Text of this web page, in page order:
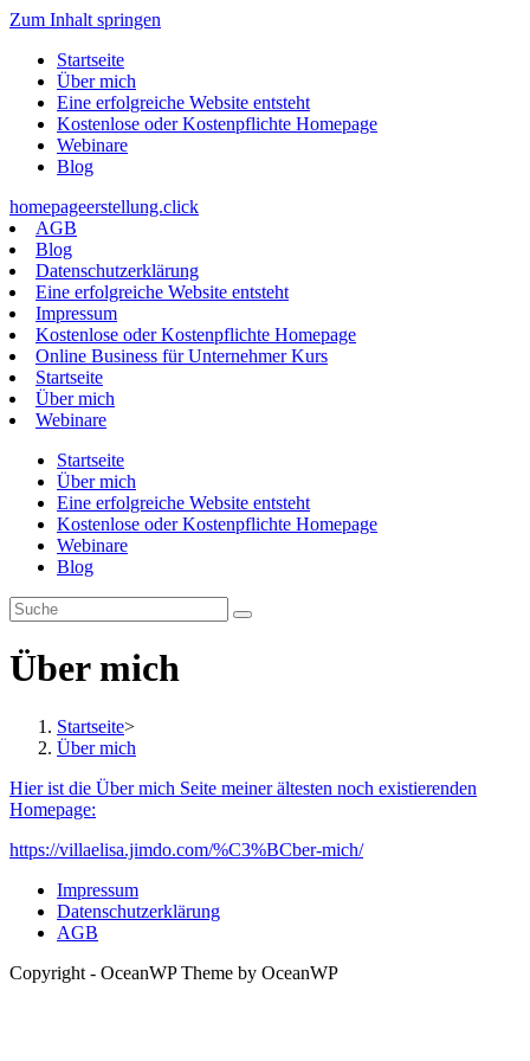
Zum Inhalt springen
Startseite
Über mich
Eine erfolgreiche Website entsteht
Kostenlose oder Kostenpflichte Homepage
Webinare
Blog
homepageerstellung.click
AGB
Blog
Datenschutzerklärung
Eine erfolgreiche Website entsteht
Impressum
Kostenlose oder Kostenpflichte Homepage
Online Business für Unternehmer Kurs
Startseite
Über mich
Webinare
Startseite
Über mich
Eine erfolgreiche Website entsteht
Kostenlose oder Kostenpflichte Homepage
Webinare
Blog
Über mich
Startseite>
Über mich
Hier ist die Über mich Seite meiner ältesten noch existierenden
Homepage:
https://villaelisa.jimdo.com/%C3%BCber-mich/
Impressum
Datenschutzerklärung
AGB
Copyright - OceanWP Theme by OceanWP